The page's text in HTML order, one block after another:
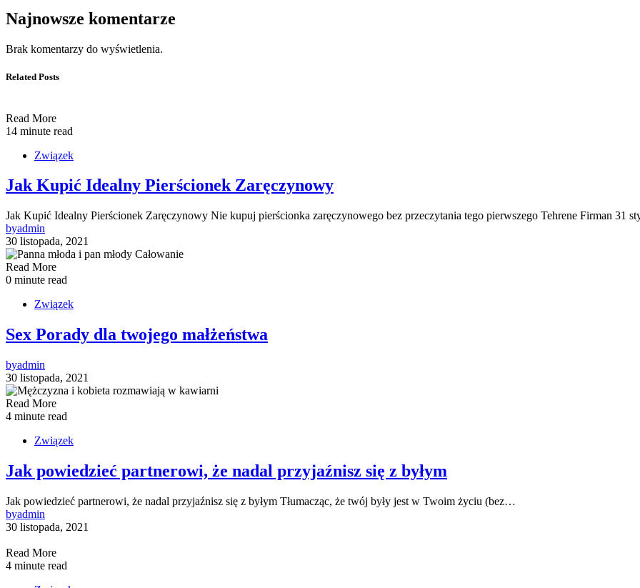
Najnowsze komentarze
Brak komentarzy do wyświetlenia.
Related Posts
Read More
14 minute read
Związek
Jak Kupić Idealny Pierścionek Zaręczynowy
Jak Kupić Idealny Pierścionek Zaręczynowy Nie kupuj pierścionka zaręczynowego bez przeczytania tego pierwszego Tehrene Firman 31
byadmin
30 listopada, 2021
Read More
0 minute read
Związek
Sex Porady dla twojego małżeństwa
byadmin
30 listopada, 2021
Read More
4 minute read
Związek
Jak powiedzieć partnerowi, że nadal przyjaźnisz się z byłym
Jak powiedzieć partnerowi, że nadal przyjaźnisz się z byłym Tłumacząc, że twój były jest w Twoim życiu (bez…
byadmin
30 listopada, 2021
Read More
4 minute read